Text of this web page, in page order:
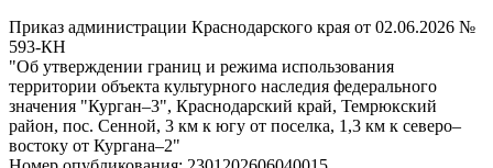
Приказ администрации Краснодарского края от 02.06.2026 №
593-КН
"Об утверждении границ и режима использования
территории объекта культурного наследия федерального
значения "Курган–3", Краснодарский край, Темрюкский
район, пос. Сенной, 3 км к югу от поселка, 1,3 км к северо–
востоку от Кургана–2"